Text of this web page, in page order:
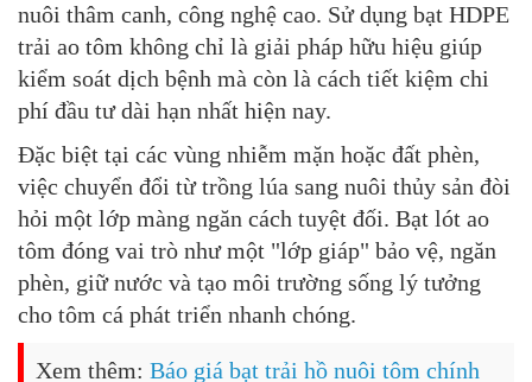
nuôi thâm canh, công nghệ cao. Sử dụng bạt HDPE
trải ao tôm không chỉ là giải pháp hữu hiệu giúp
kiểm soát dịch bệnh mà còn là cách tiết kiệm chi
phí đầu tư dài hạn nhất hiện nay.
Đặc biệt tại các vùng nhiễm mặn hoặc đất phèn,
việc chuyển đổi từ trồng lúa sang nuôi thủy sản đòi
hỏi một lớp màng ngăn cách tuyệt đối. Bạt lót ao
tôm đóng vai trò như một "lớp giáp" bảo vệ, ngăn
phèn, giữ nước và tạo môi trường sống lý tưởng
cho tôm cá phát triển nhanh chóng.
Xem thêm: Báo giá bạt trải hồ nuôi tôm chính